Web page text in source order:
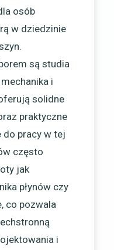
osób
w dziedzinie
są studia
i
solidne
praktyczne
do pracy w tej
często
jak
płynów czy
co pozwala
i